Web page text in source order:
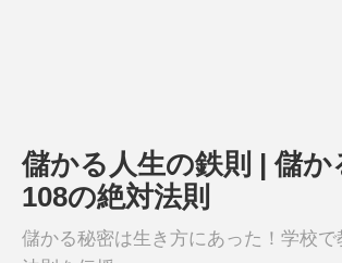
儲かる人生の鉄則 | 儲か
108の絶対法則
儲かる秘密は生き方にあった！学校